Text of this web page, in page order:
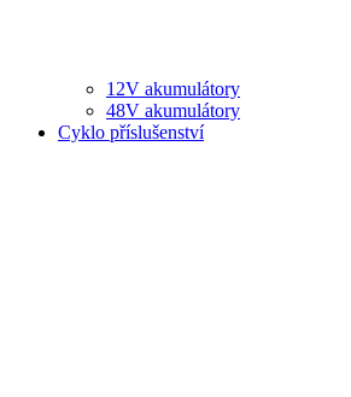
12V akumulátory
48V akumulátory
Cyklo příslušenství